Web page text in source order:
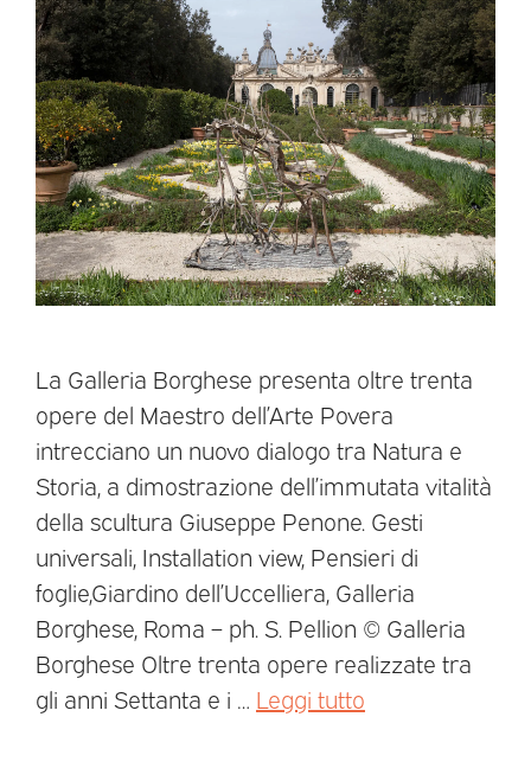
La Galleria Borghese presenta oltre trenta
opere del Maestro dell’Arte Povera
intrecciano un nuovo dialogo tra Natura e
Storia, a dimostrazione dell’immutata vitalità
della scultura Giuseppe Penone. Gesti
universali, Installation view, Pensieri di
foglie,Giardino dell’Uccelliera, Galleria
Borghese, Roma – ph. S. Pellion © Galleria
Borghese Oltre trenta opere realizzate tra
gli anni Settanta e i … Leggi tutto